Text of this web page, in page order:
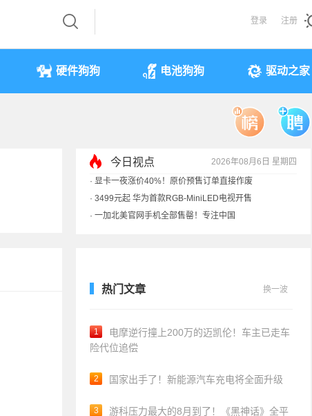
登录 注册
硬件狗狗 电池狗狗 驱动之家
今日视点 2026年08月6日 星期四
· 《黑神话》全平台七折优惠：史低
· 显卡一夜涨价40%！原价预售订单直接作废
· 3499元起 华为首款RGB-MiniLED电视开售
热门文章 换一波
1
电摩逆行撞上200万的迈凯伦！车主已走车
险代位追偿
2 国家出手了！新能源汽车充电将全面升级
3
游科压力最大的8月到了！《黑神话》全平